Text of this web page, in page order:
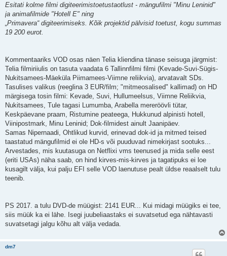
Esitati kolme filmi digiteerimistoetustaotlust - mängufilmi "Minu Leninid"
ja animafilmide "Hotell E" ning
„Primavera“ digiteerimiseks. Kõik projektid pälvisid toetust, kogu summas
19 200 eurot.
Kommentaariks VOD osas näen Telia kliendina tänase seisuga järgmist:
Telia filmiriiulis on tasuta vaadata 6 Tallinnfilmi filmi (Kevade-Suvi-Sügis-
Nukitsamees-Mäeküla Piimamees-Viimne reliikvia), arvatavalt SDs.
Tasulises valikus (reeglina 3 EUR/film; "mitmeosalised" kallimad) on HD
märgisega tosin filmi: Kevade, Suvi, Hullumeelsus, Viimne Reliikvia,
Nukitsamees, Tule tagasi Lumumba, Arabella mereröövli tütar,
Keskpäevane praam, Ristumine peateega, Hukkunud alpinisti hotell,
Viinipostmark, Minu Leninid; Dok-filmidest ainult Jaanipäev.
Samas Nipernaadi, Ohtlikud kurvid, erinevad dok-id ja mitmed teised
taastatud mängufilmid ei ole HD-s või puuduvad nimekirjast sootuks...
Arvestades, mis kuutasuga on Netflixi vms teenused ja mida selle eest
(eriti USAs) näha saab, on hind kirves-mis-kirves ja tagatipuks ei loe
kusagilt välja, kui palju EFI selle VOD laenutuse pealt üldse reaalselt tulu
teenib.
PS 2017. a tulu DVD-de müügist: 2141 EUR... Kui midagi müügiks ei tee,
siis müük ka ei lähe. Isegi juubeliaastaks ei suvatsetud ega nähtavasti
suvatsetagi jalgu kõhu alt välja vedada.
dm7